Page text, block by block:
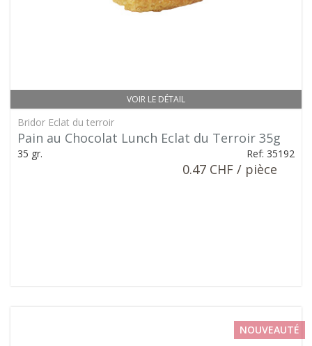
VOIR LE DÉTAIL
Bridor Eclat du terroir
Pain au Chocolat Lunch Eclat du Terroir 35g
35 gr. Ref: 35192
0.47 CHF / pièce
NOUVEAUTÉ